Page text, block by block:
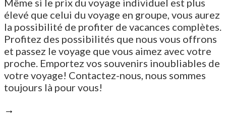
Même si le prix du voyage individuel est plus
élevé que celui du voyage en groupe, vous aurez
la possibilité de profiter de vacances complètes.
Profitez des possibilités que nous vous offrons
et passez le voyage que vous aimez avec votre
proche. Emportez vos souvenirs inoubliables de
votre voyage! Contactez-nous, nous sommes
toujours là pour vous!
→